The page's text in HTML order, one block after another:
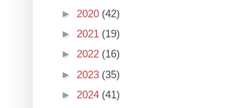
► 2020 (42)
► 2021 (19)
► 2022 (16)
► 2023 (35)
► 2024 (41)